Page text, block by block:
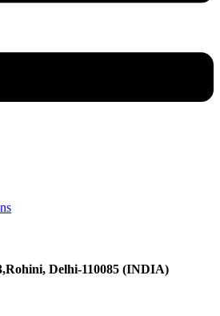
Delhi-110085 (INDIA)